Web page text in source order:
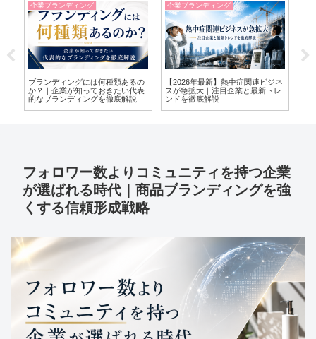
企業ブランディング
ブランディングには何種類あるの
か？｜企業が知っておきたい代表
的なブランディングを徹底解説
企業ブランディング
【2026年最新】熱中症関連ビジネ
スが急拡大｜注目企業と最新トレ
ンドを徹底解説
フォロワー数よりコミュニティを持つ企業
が選ばれる時代｜商品ブランディングを強
くする信頼形成戦略